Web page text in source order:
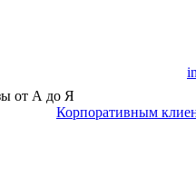
от А до Я
Корпоративным